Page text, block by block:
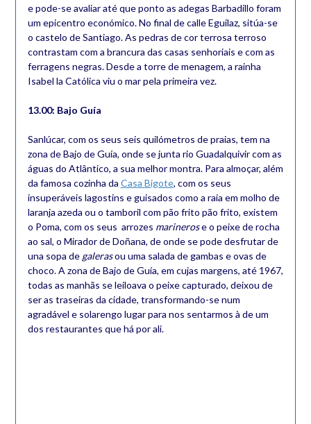
e pode-se avaliar até que ponto as adegas Barbadillo foram
um epicentro económico. No final de calle Eguilaz, sitúa-se
o castelo de Santiago. As pedras de cor terrosa terroso
contrastam com a brancura das casas senhoriais e com as
ferragens negras. Desde a torre de menagem, a rainha
Isabel la Católica viu o mar pela primeira vez.
13.00: Bajo Guía
Sanlúcar, com os seus seis quilómetros de praias, tem na
zona de Bajo de Guía, onde se junta rio Guadalquivir com as
águas do Atlântico, a sua melhor montra. Para almoçar, além
da famosa cozinha da Casa Bigote, com os seus
insuperáveis lagostins e guisados como a raia em molho de
laranja azeda ou o tamboril com pão frito pão frito, existem
o Poma, com os seus arrozes marinerose o peixe de rocha
ao sal, o Mirador de Doñana, de onde se pode desfrutar de
una sopa de galerasou uma salada de gambas e ovas de
choco. A zona de Bajo de Guía, em cujas margens, até 1967,
todas as manhãs se leiloava o peixe capturado, deixou de
ser as traseiras da cidade, transformando-se num
agradável e solarengo lugar para nos sentarmos à de um
dos restaurantes que há por ali.